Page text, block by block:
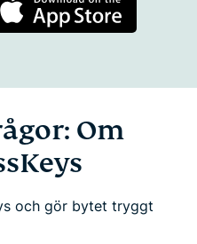
Om
och gör bytet tryggt